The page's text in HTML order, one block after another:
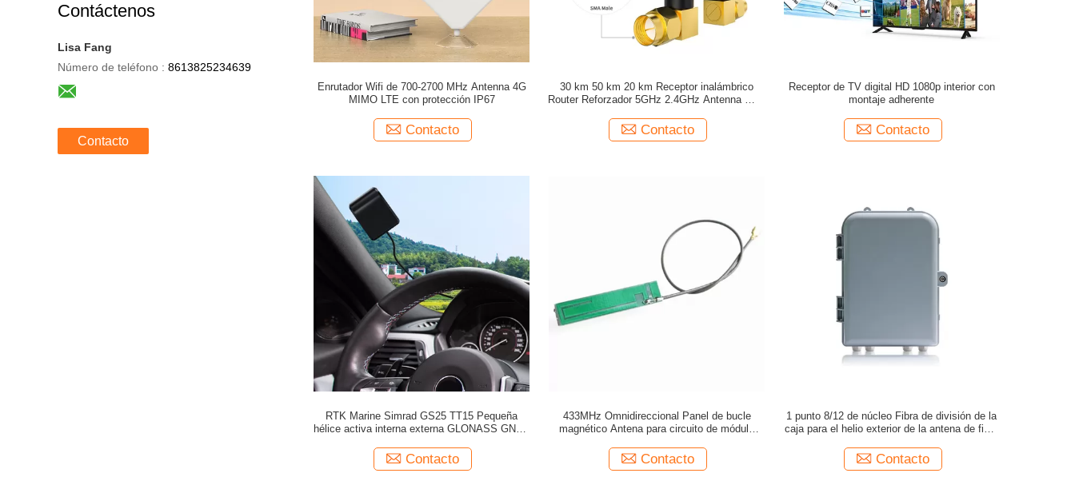
Contáctenos
Lisa Fang
Número de teléfono : 8613825234639
Contacto
Enrutador Wifi de 700-2700 MHz Antenna 4G
MIMO LTE con protección IP67
Contacto
30 km 50 km 20 km Receptor inalámbrico
Router Reforzador 5GHz 2.4GHz Antenna WiFi
Contacto
Receptor de TV digital HD 1080p interior con
montaje adherente
Contacto
RTK Marine Simrad GS25 TT15 Pequeña
hélice activa interna externa GLONASS GNSS
Contacto
433MHz Omnidireccional Panel de bucle
magnético Antena para circuito de módulo
Contacto
1 punto 8/12 de núcleo Fibra de división de la
caja para el helio exterior de la antena de fibra
Contacto